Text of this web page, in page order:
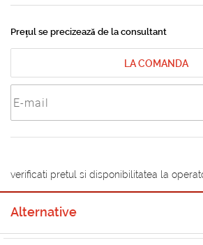
Prețul se precizează de la consultant
LA COMANDA
verificati pretul si disponibilitatea la
Alternative